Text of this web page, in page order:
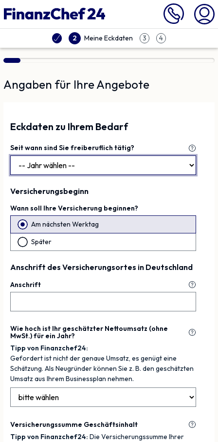
2 Meine Eckdaten 3 4
Angaben für Ihre Angebote
Eckdaten zu Ihrem Bedarf
Seit wann sind Sie freiberuflich tätig?
Versicherungsbeginn
Wann soll Ihre Versicherung beginnen?
Am nächsten Werktag
Später
Anschrift des Versicherungsortes in Deutschland
Anschrift
Wie hoch ist Ihr geschätzter Nettoumsatz (ohne
MwSt.) für ein Jahr?
Tipp von Finanzchef24:
Gefordert ist nicht der genaue Umsatz, es genügt eine
Schätzung. Als Neugründer können Sie z. B. den geschätzten
Umsatz aus Ihrem Businessplan nehmen.
Versicherungssumme Geschäftsinhalt
Tipp von Finanzchef24: Die Versicherungssumme Ihrer